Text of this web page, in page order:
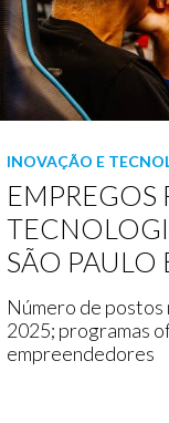
INOVAÇÃO E
EMPREGOS
SÃO PAULO
Número de postos
2025; programas
empreendedores